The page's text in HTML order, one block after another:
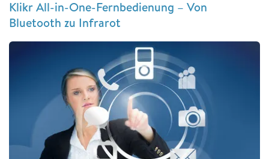
Klikr All-in-One-Fernbedienung – Von
Bluetooth zu Infrarot